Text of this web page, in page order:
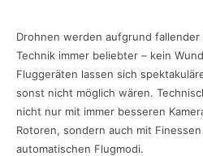
Drohnen werden aufgrund
Technik immer beliebter – kein
Fluggeräten lassen sich
sonst nicht möglich wären.
nicht nur mit immer besseren
Rotoren, sondern auch mit
automatischen Flugmodi.